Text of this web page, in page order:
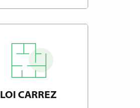
LOI CARREZ